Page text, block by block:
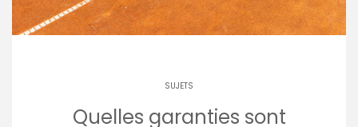
SUJETS
Quelles garanties sont